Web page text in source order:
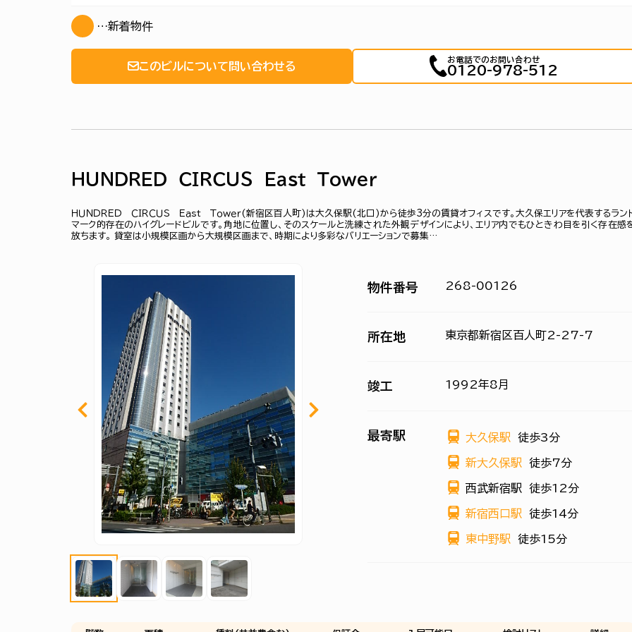
…新着物件
このビルについて問い合わせる
お電話でのお問い合わせ
0120-978-512
ＨＵＮＤＲＥＤ ＣＩＲＣＵＳ Ｅａｓｔ Ｔｏｗｅｒ
ＨＵＮＤＲＥＤ ＣＩＲＣＵＳ Ｅａｓｔ Ｔｏｗｅｒ(新宿区百人町)は大久保駅(北口)から徒歩3分の賃貸オフィスです。大久保エリアを代表するラン
マーク的存在のハイグレードビルです。角地に位置し、そのスケールと洗練された外観デザインにより、エリア内でもひときわ目を引く存在感
放ちます。 貸室は小規模区画から大規模区画まで、時期により多彩なバリエーションで募集…
物件番号 268-00126
所在地 東京都新宿区百人町2-27-7
竣工 1992年8月
最寄駅 大久保駅 徒歩3分
新大久保駅 徒歩7分
西武新宿駅 徒歩12分
新宿西口駅 徒歩14分
東中野駅 徒歩15分